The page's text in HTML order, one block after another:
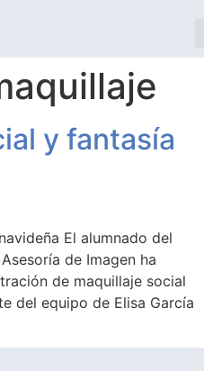
y fantasía
El alumnado del
de Imagen ha
de maquillaje social
del equipo de Elisa García